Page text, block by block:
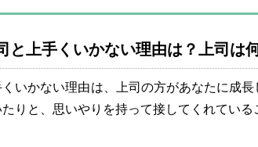
と上手くいかない理由は？上司は
くいかない理由は、上司の方があなたに成
りと、思いやりを持って接してくれている